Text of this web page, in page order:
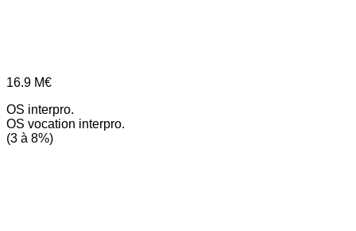
16.9 M€
OS interpro.
OS vocation interpro.
(3 à 8%)